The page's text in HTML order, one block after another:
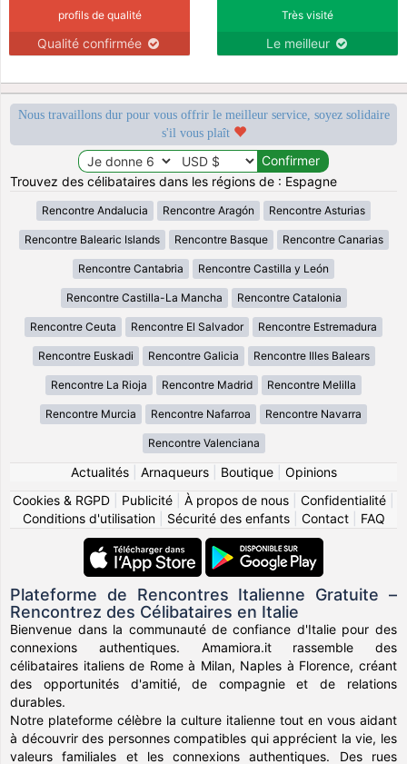
profils de qualité
Qualité confirmée
Très visité
Le meilleur
Nous travaillons dur pour vous offrir le meilleur service, soyez solidaire
s'il vous plaît
Trouvez des célibataires dans les régions de : Espagne
Rencontre Andalucia Rencontre Aragón Rencontre Asturias
Rencontre Balearic Islands Rencontre Basque Rencontre Canarias
Rencontre Cantabria Rencontre Castilla y León
Rencontre Castilla-La Mancha Rencontre Catalonia
Rencontre Ceuta Rencontre El Salvador Rencontre Estremadura
Rencontre Euskadi Rencontre Galicia Rencontre Illes Balears
Rencontre La Rioja Rencontre Madrid Rencontre Melilla
Rencontre Murcia Rencontre Nafarroa Rencontre Navarra
Rencontre Valenciana
Actualités| Arnaqueurs| Boutique| Opinions
Cookies & RGPD
Publicité À propos de nous Confidentialité
Conditions d'utilisation| Sécurité des enfants| Contact| FAQ
Plateforme de Rencontres Italienne Gratuite –
Rencontrez des Célibataires en Italie
Bienvenue dans la communauté de confiance d'Italie pour des
connexions authentiques. Amamiora.it rassemble des
célibataires italiens de Rome à Milan, Naples à Florence, créant
des opportunités d'amitié, de compagnie et de relations
durables.
Notre plateforme célèbre la culture italienne tout en vous aidant
à découvrir des personnes compatibles qui apprécient la vie, les
valeurs familiales et les connexions authentiques. Des rues